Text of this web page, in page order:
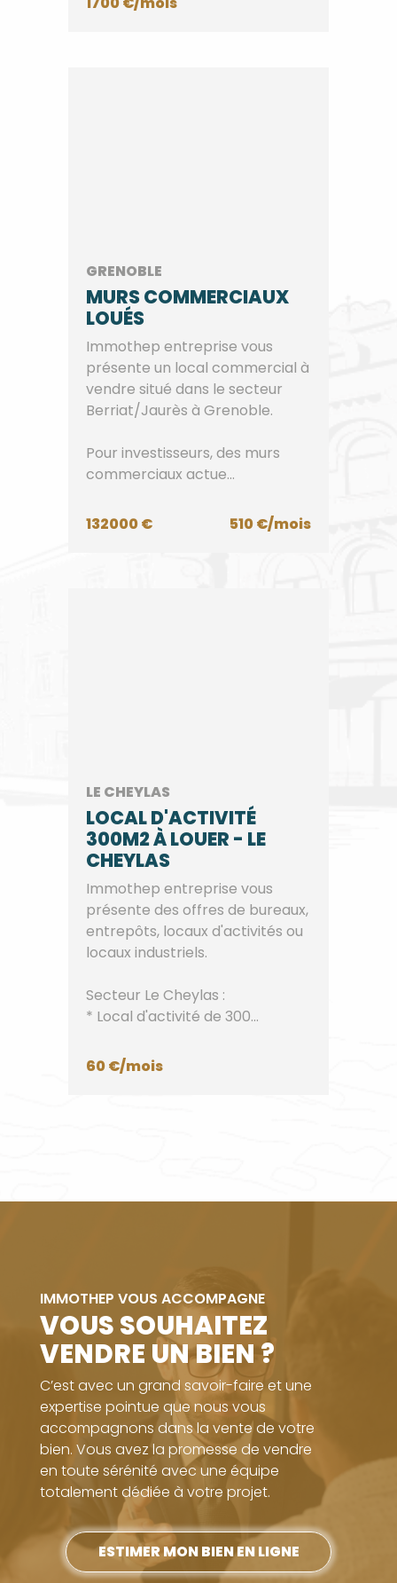
GRENOBLE
MURS COMMERCIAUX
LOUÉS
Immothep entreprise vous
présente un local commercial à
vendre situé dans le secteur
Berriat/Jaurès à Grenoble.
Pour investisseurs, des murs
commerciaux actue...
132000 € 510 €/mois
LE CHEYLAS
LOCAL D'ACTIVITÉ
300M2 À LOUER - LE
CHEYLAS
Immothep entreprise vous
présente des offres de bureaux,
entrepôts, locaux d'activités ou
locaux industriels.
Secteur Le Cheylas :
* Local d'activité de 300...
60 €/mois
IMMOTHEP VOUS ACCOMPAGNE
VOUS SOUHAITEZ
VENDRE UN BIEN ?
C’est avec un grand savoir-faire et une
expertise pointue que nous vous
accompagnons dans la vente de votre
bien. Vous avez la promesse de vendre
en toute sérénité avec une équipe
totalement dédiée à votre projet.
ESTIMER MON BIEN EN LIGNE